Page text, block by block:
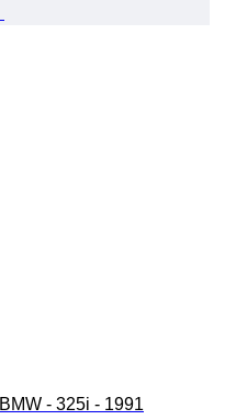
BMW - 325i - 1991